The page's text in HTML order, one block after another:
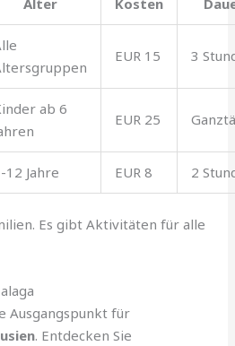
EUR 15 3
ab 6
EUR 25
12 Jahre EUR 8 2
Es gibt Aktivitäten für alle
Ausgangspunkt für
. Entdecken Sie